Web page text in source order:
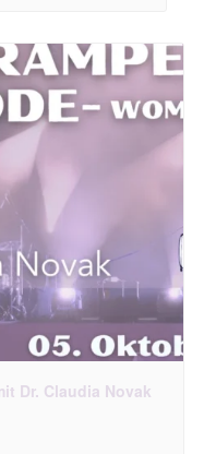
Dr. Claudia Novak